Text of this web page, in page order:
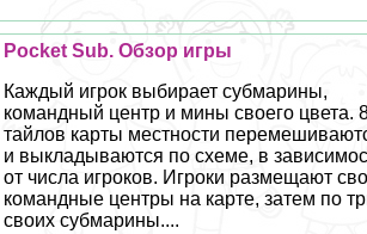
Pocket Sub. Обзор игры
Каждый игрок выбирает субмарины,
комaндный центр и мины своего цвета.
тайлов карты местности
и выкладываются по схеме, в
от числа игроков. Игроки размещают
комaндные центры на карте, затем по
своих субмарины....